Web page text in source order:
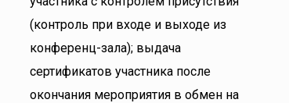
(контроль при входе и выходе из
конференц-зала); выдача
сертификатов участника после
окончания мероприятия в обмен на